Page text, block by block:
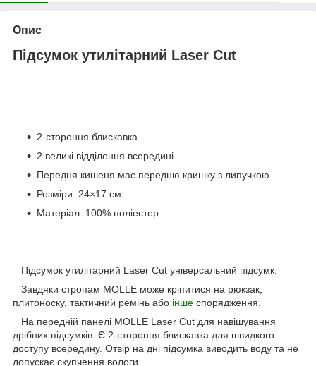
Опис
Підсумок утилітарний Laser Cut
2-стороння блискавка
2 великі відділення всередині
Передня кишеня має передню кришку з липучкою
Розміри: 24×17 см
Матеріал: 100% поліестер
Підсумок утилітарний Laser Cut універсальний підсумк.
Завдяки стропам MOLLE може кріпитися на рюкзак,
плитоноску, тактичний ремінь або інше спорядження.
На передній панелі MOLLE Laser Cut для навішування
дрібних підсумків. Є 2-стороння блискавка для швидкого
доступу всередину. Отвір на дні підсумка виводить воду та не
допускає скупчення вологи.